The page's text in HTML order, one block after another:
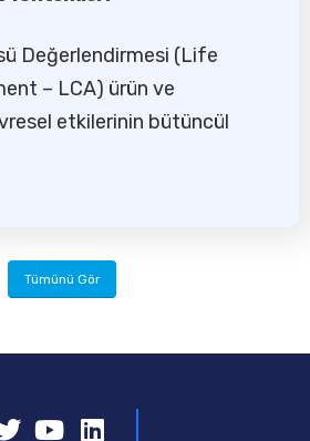
Değerlendirmesi (Life
– LCA) ürün ve
etkilerinin bütüncül
Tümünü Gör